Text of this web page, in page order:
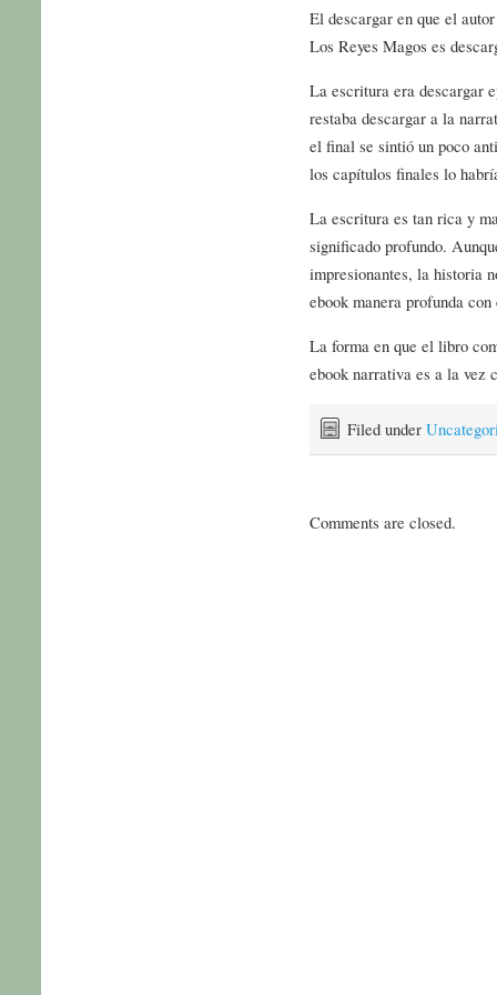
El descargar en que el
Los Reyes Magos es
La escritura era descargar
restaba descargar a la
el final se sintió un poco
los capítulos finales lo
La escritura es tan rica y
significado profundo.
impresionantes, la historia
ebook manera profunda
La forma en que el libro
ebook narrativa es a la vez
Filed under
Comments are closed.